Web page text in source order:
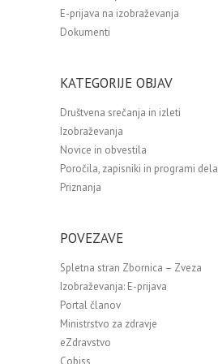
E-prijava na izobraževanja
Dokumenti
KATEGORIJE OBJAV
Društvena srečanja in izleti
Izobraževanja
Novice in obvestila
Poročila, zapisniki in programi dela
Priznanja
POVEZAVE
Spletna stran Zbornica – Zveza
Izobraževanja: E-prijava
Portal članov
Ministrstvo za zdravje
eZdravstvo